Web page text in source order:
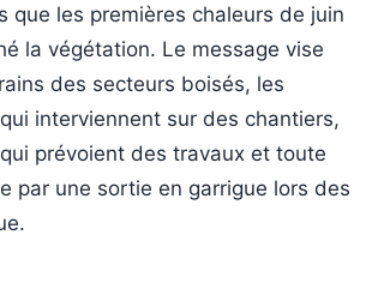
que les premières chaleurs de juin
la végétation. Le message vise
des secteurs boisés, les
interviennent sur des chantiers,
prévoient des travaux et toute
par une sortie en garrigue lors des